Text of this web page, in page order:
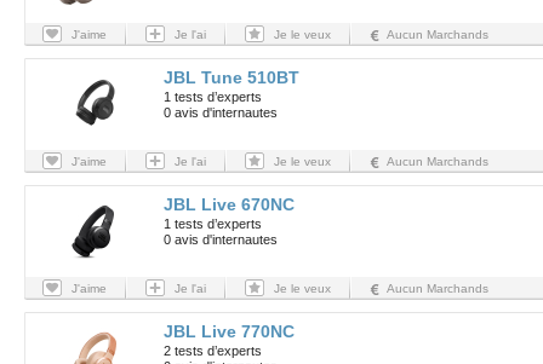
J'aime Je l'ai Je le veux Aucun Marchands
JBL Tune 510BT
1 tests d’experts
0 avis d'internautes
J'aime Je l'ai Je le veux Aucun Marchands
JBL Live 670NC
1 tests d’experts
0 avis d'internautes
J'aime Je l'ai Je le veux Aucun Marchands
JBL Live 770NC
2 tests d’experts